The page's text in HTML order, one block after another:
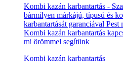
Kombi kazán karbantartás -
bármilyen márkájú, típusú és
karbantartását garanciával Pest
Kombi kazán karbantartás
mi örömmel segítünk
Kombi kazán karbantartás